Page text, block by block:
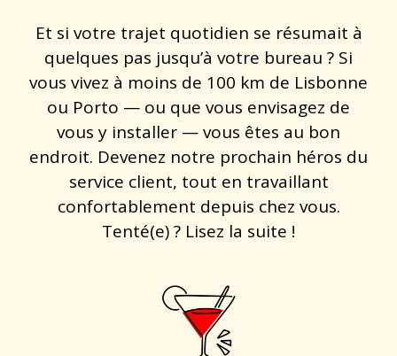
Et si votre trajet quotidien se résumait à
quelques pas jusqu’à votre bureau ? Si
vous vivez à moins de 100 km de Lisbonne
ou Porto — ou que vous envisagez de
vous y installer — vous êtes au bon
endroit. Devenez notre prochain héros du
service client, tout en travaillant
confortablement depuis chez vous.
Tenté(e) ? Lisez la suite !